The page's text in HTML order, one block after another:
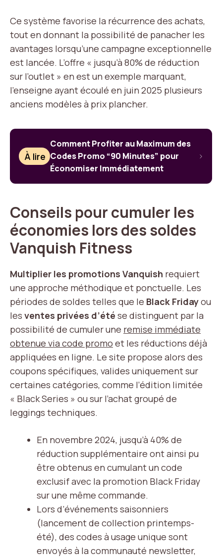
Ce système favorise la récurrence des achats,
tout en donnant la possibilité de panacher les
avantages lorsqu’une campagne exceptionnelle
est lancée. L’offre « jusqu’à 80% de réduction
sur l’outlet » en est un exemple marquant,
l’enseigne ayant écoulé en juin 2025 plusieurs
anciens modèles à prix plancher.
À lire
Comment Profiter au Maximum des
Codes Promo “90 Minutes” pour
Économiser Immédiatement
Conseils pour cumuler les
économies lors des soldes
Vanquish Fitness
Multiplier les promotions Vanquish requiert
une approche méthodique et ponctuelle. Les
périodes de soldes telles que le Black Fridayou
les ventes privées d’été se distinguent par la
possibilité de cumuler une remise immédiate
obtenue via code promo et les réductions déjà
appliquées en ligne. Le site propose alors des
coupons spécifiques, valides uniquement sur
certaines catégories, comme l’édition limitée
« Black Series » ou sur l’achat groupé de
leggings techniques.
En novembre 2024, jusqu’à 40% de
réduction supplémentaire ont ainsi pu
être obtenus en cumulant un code
exclusif avec la promotion Black Friday
sur une même commande.
Lors d’événements saisonniers
(lancement de collection printemps-
été), des codes à usage unique sont
envoyés à la communauté newsletter,